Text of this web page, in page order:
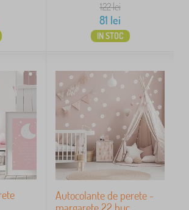
122lei
81 lei
IN STOC
Autocolante de perete -